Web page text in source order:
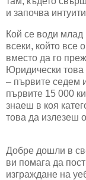
и започва
Кой се води
всеки, който
вместо да го
Юридически това
– първите седем
първите 15 000
знаеш в коя
това да излезеш
Добре дошли в
ви помага да
изграждане на